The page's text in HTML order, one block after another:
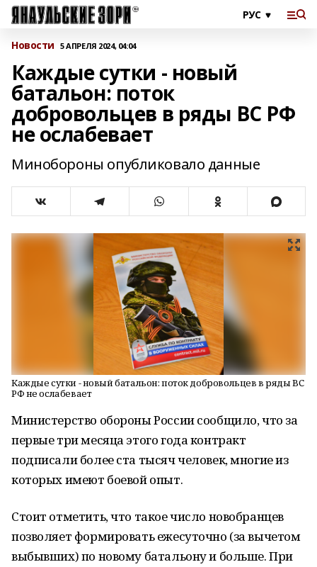
Новости 5 АПРЕЛЯ 2024, 04:04
Каждые сутки - новый
батальон: поток
добровольцев в ряды ВС РФ
не ослабевает
Минобороны опубликовало данные
Каждые сутки - новый батальон: поток добровольцев в ряды ВС
РФ не ослабевает
Министерство обороны России сообщило, что за
первые три месяца этого года контракт
подписали более ста тысяч человек, многие из
которых имеют боевой опыт.
Стоит отметить, что такое число новобранцев
позволяет формировать ежесуточно (за вычетом
выбывших) по новому батальону и больше. При